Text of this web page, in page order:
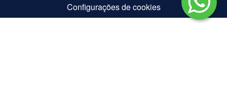
Configurações de cookies